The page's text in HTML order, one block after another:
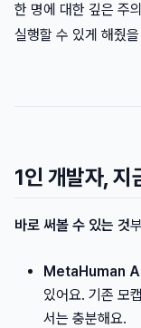
한 명에 대한 깊은 주
실행할 수 있게 해줬
1인 개발자, 지
바로 써볼 수 있는 것
MetaHuman
있어요. 기존 모
서는 충분해요.